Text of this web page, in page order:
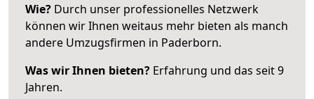
Wie? Durch unser professionelles Netzwerk
können wir Ihnen weitaus mehr bieten als manch
andere Umzugsfirmen in Paderborn.
Was wir Ihnen bieten? Erfahrung und das seit 9
Jahren.